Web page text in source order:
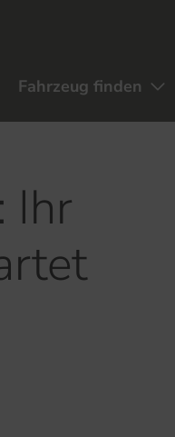
Fahrzeug finden
Ihr